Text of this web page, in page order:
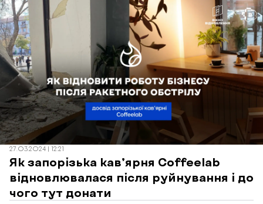
вибуховою хвилеєю у кав’ярні знищило вікна та
двері, меблі та техніку. У березні 2024 ще триває
відновлення будинку, але заклад працює та
приймає гостей. Його відбудували зокрема і з
залученням донатів небайдужих містян – це
унікальний кейс для Запоріжжя. Але в інтер’єрі
Coffeelab і досі можна побачити «шрами» від того
удару. Посічені стіні навмисно вирішили не
перекривати, а залишити «оголеними» з усіма
пошкодженнями та тріщинками. «Відбудова.
Запоріжжя» зустрілася зі співвласником закладу
Євгенієм Симоненком та дізналася, як його бізнес
оговтувався після руйнування, чому отримав хейта
за прохання про допомогу та як у Coffeelab йдуть
справи зараз.
27.03.2024 | 12:21
Як запорізька кав’ярня Coffeelab
відновлювалася після руйнування і до
чого тут донати